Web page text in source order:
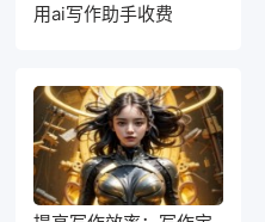
用ai写作助手收费